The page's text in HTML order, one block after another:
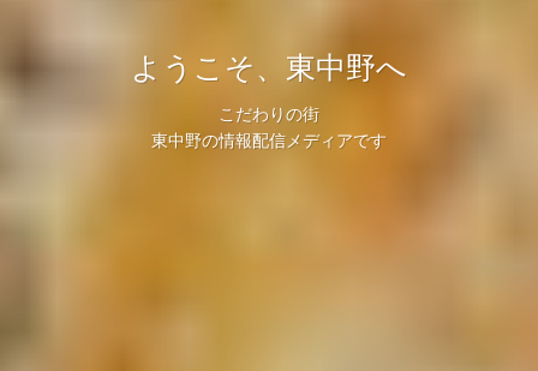
ようこそ、東中野へ
こだわりの街
東中野の情報配信メディアです